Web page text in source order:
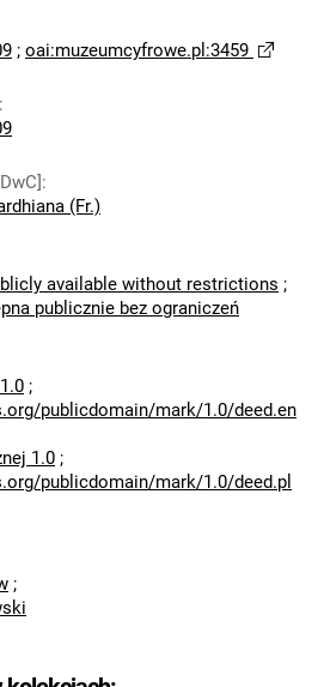
; oai:muzeumcyfrowe.pl:3459
:
:
(Fr.)
available without restrictions ;
publicznie bez ograniczeń
;
publicdomain/mark/1.0/deed.en
1.0 ;
publicdomain/mark/1.0/deed.pl
;